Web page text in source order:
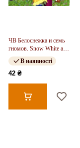
ЧВ Белоснежка и семь
гномов. Snow White and
the Seven Dwarfs
В наявності
42 ₴